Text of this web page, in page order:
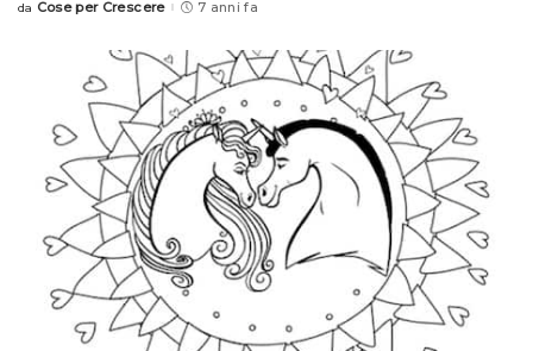
Posted
da Cose per Crescere 7 anni fa